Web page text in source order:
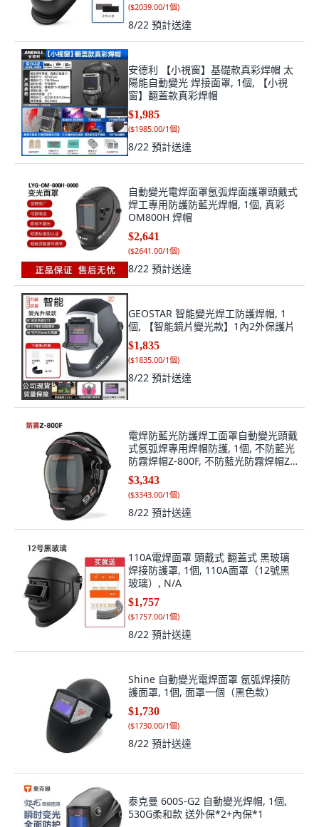
($2039.00/1個)
8/22 預計送達
安德利 【小視窗】基礎款真彩焊帽 太
陽能自動變光 焊接面罩, 1個, 【小視
窗】翻蓋款真彩焊帽
$1,985
($1985.00/1個)
8/22 預計送達
自動變光電焊面罩氬弧焊面護罩頭戴式
焊工專用防護防藍光焊帽, 1個, 真彩
OM800H 焊帽
$2,641
($2641.00/1個)
8/22 預計送達
GEOSTAR 智能變光焊工防護焊帽, 1
個, 【智能鏡片變光款】1內2外保護片
$1,835
($1835.00/1個)
8/22 預計送達
電焊防藍光防護焊工面罩自動變光頭戴
式氬弧焊專用焊帽防護, 1個, 不防藍光
防霧焊帽Z-800F, 不防藍光防霧焊帽Z-
800F
$3,343
($3343.00/1個)
8/22 預計送達
110A電焊面罩 頭戴式 翻蓋式 黑玻璃
焊接防護罩, 1個, 110A面罩（12號黑
玻璃）, N/A
$1,757
($1757.00/1個)
8/22 預計送達
Shine 自動變光電焊面罩 氬弧焊接防
護面罩, 1個, 面罩一個（黑色款）
$1,730
($1730.00/1個)
8/22 預計送達
泰克曼 600S-G2 自動變光焊帽, 1個,
530G柔和款 送外保*2+內保*1